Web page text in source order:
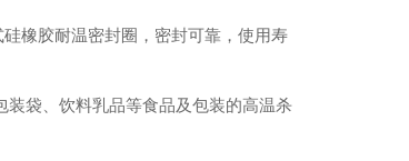
橡胶耐温密封圈，密封可靠，使用寿
袋、饮料乳品等食品及包装的高温杀